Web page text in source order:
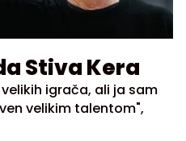
Stiva Kera
igrača, ali ja sam
velikim talentom",